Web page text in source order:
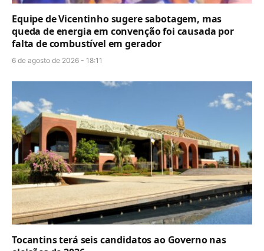
Equipe de Vicentinho sugere sabotagem, mas
queda de energia em convenção foi causada por
falta de combustível em gerador
6 de agosto de 2026 - 18:11
Tocantins terá seis candidatos ao Governo nas